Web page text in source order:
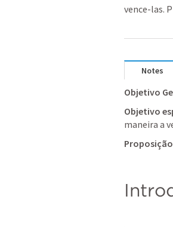
vence-las.
Notes
Objetivo
Objetivo
maneira a